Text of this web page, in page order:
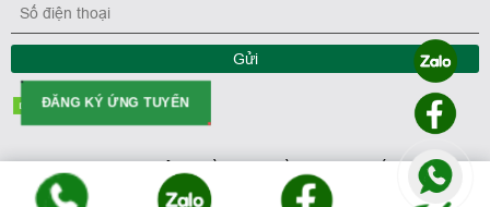
ĐĂNG KÝ ỨNG TUYỂN
Gửi
Coppyright 2023 - Bản quyền thuộc về Tập Đoàn Bất Động Sản
Nhà Phố Việt Nam.